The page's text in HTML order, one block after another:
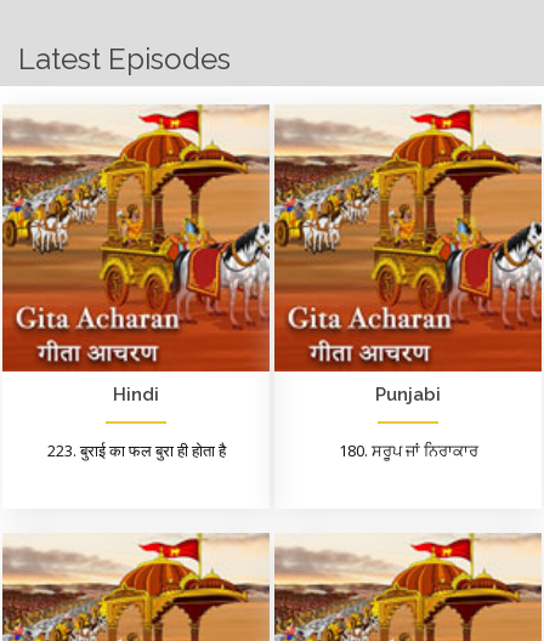
Latest Episodes
Hindi
223. बुराई का फल बुरा ही होता है
Punjabi
180. ਸਰੂਪ ਜਾਂ ਨਿਰਾਕਾਰ